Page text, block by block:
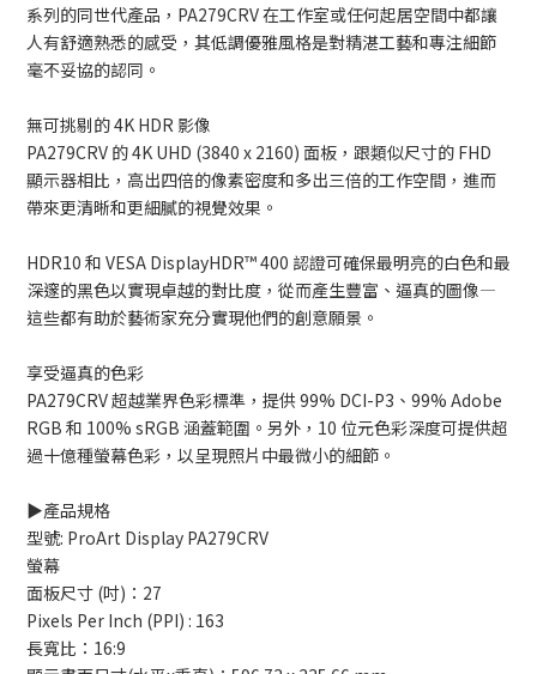
系列的同世代產品，PA279CRV 在工作室或任何起居空間中都讓
人有舒適熟悉的感受，其低調優雅風格是對精湛工藝和專注細節
毫不妥協的認同。
無可挑剔的 4K HDR 影像
PA279CRV 的 4K UHD (3840 x 2160) 面板，跟類似尺寸的 FHD
顯示器相比，高出四倍的像素密度和多出三倍的工作空間，進而
帶來更清晰和更細膩的視覺效果。
HDR10 和 VESA DisplayHDR™ 400 認證可確保最明亮的白色和最
深邃的黑色以實現卓越的對比度，從而產生豐富、逼真的圖像—
這些都有助於藝術家充分實現他們的創意願景。
享受逼真的色彩
PA279CRV 超越業界色彩標準，提供 99% DCI-P3、99% Adobe
RGB 和 100% sRGB 涵蓋範圍。另外，10 位元色彩深度可提供超
過十億種螢幕色彩，以呈現照片中最微小的細節。
▶️產品規格
型號: ProArt Display PA279CRV
螢幕
面板尺寸 (吋)：27
Pixels Per Inch (PPI) : 163
長寬比：16:9